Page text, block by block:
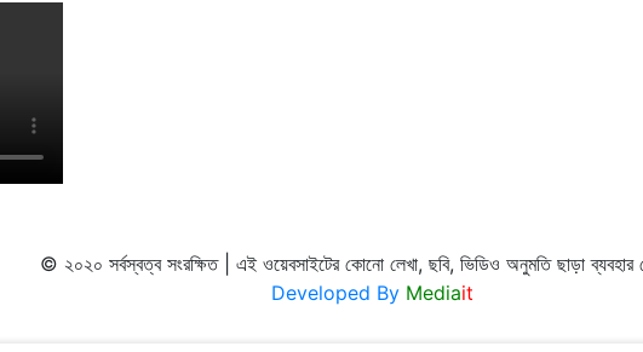
© ২০২০ সর্বস্বত্ব সংরক্ষিত | এই ওয়েবসাইটের কোনো লেখা, ছবি, ভিডিও অনুমতি ছাড়া ব্যবহার
Developed By Mediait